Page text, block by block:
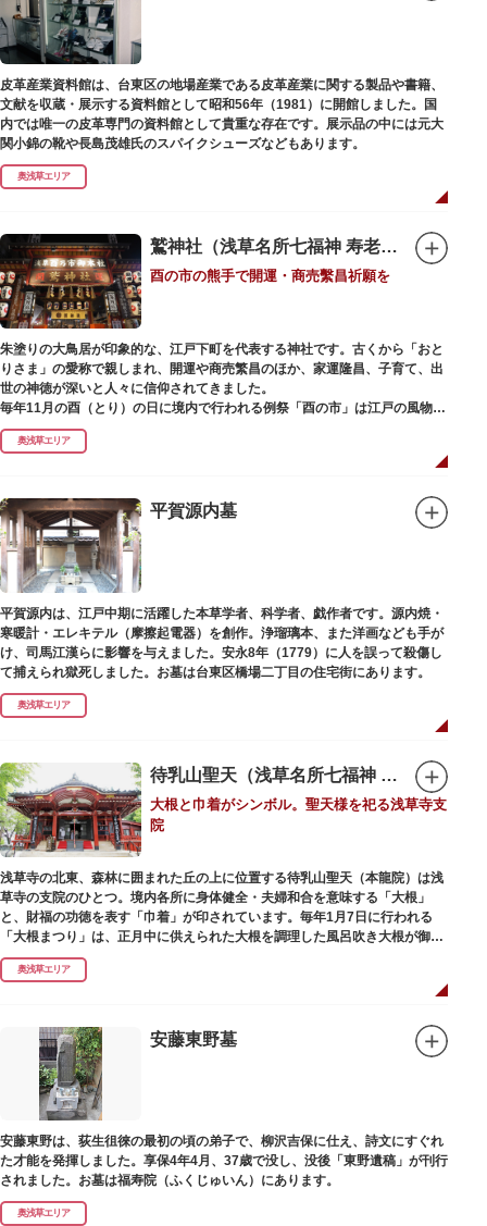
皮革産業資料館は、台東区の地場産業である皮革産業に関する製品や書籍、
文献を収蔵・展示する資料館として昭和56年（1981）に開館しました。国
内では唯一の皮革専門の資料館として貴重な存在です。展示品の中には元大
関小錦の靴や長島茂雄氏のスパイクシューズなどもあります。
奥浅草エリア
鷲神社（浅草名所七福神 寿老人）
酉の市の熊手で開運・商売繫昌祈願を
朱塗りの大鳥居が印象的な、江戸下町を代表する神社です。古くから「おと
りさま」の愛称で親しまれ、開運や商売繁昌のほか、家運隆昌、子育て、出
世の神徳が深いと人々に信仰されてきました。
毎年11月の酉（とり）の日に境内で行われる例祭「酉の市」は江戸の風物詩
として有名。福をかきこむと言われる熊手をはじめ八ツ頭芋、お多福の面な
ど、色とりどりの縁起物を買い求める人たちで賑わいます。樋口一葉の代表
なでる場所によって異なるご利益を授かるといわれる「なでおかめ」も人
気。ふっくらとした優しい顔立ちのおかめは「お多福」とも言われ、福が多
く幸せを招く女性の象徴という事から長年親しまれる縁起物です。
ご祭神としては天日鷲命（あめのひわしのみこと）と日本武尊（やまとたけ
るのみこと）の他、浅草名所七福神のひとつとしても知られ、寿老人が祀ら
れています。
奥浅草エリア
平賀源内墓
平賀源内は、江戸中期に活躍した本草学者、科学者、戯作者です。源内焼・
寒暖計・エレキテル（摩擦起電器）を創作。浄瑠璃本、また洋画なども手が
け、司馬江漢らに影響を与えました。安永8年（1779）に人を誤って殺傷し
て捕えられ獄死しました。お墓は台東区橋場二丁目の住宅街にあります。
奥浅草エリア
待乳山聖天（浅草名所七福神 毘沙門天）
大根と巾着がシンボル。聖天様を祀る浅草寺支
院
浅草寺の北東、森林に囲まれた丘の上に位置する待乳山聖天（本龍院）は浅
草寺の支院のひとつ。境内各所に身体健全・夫婦和合を意味する「大根」
と、財福の功徳を表す「巾着」が印されています。毎年1月7日に行われる
「大根まつり」は、正月中に供えられた大根を調理した風呂吹き大根が御神
酒とともに参拝者に振る舞われるイベント。聖天様のお下がりの大根をいた
だくことで、心身健康のご利益があるそうです。
養する最高の祈祷法。心願成就の力があると考えられており、依頼すると7
日間毎朝祈祷していただけます。また、浅草名所七福神のひとつとしても知
られ、毘沙門天が祀られています。
奥浅草エリア
安藤東野墓
安藤東野は、荻生徂徠の最初の頃の弟子で、柳沢吉保に仕え、詩文にすぐれ
た才能を発揮しました。享保4年4月、37歳で没し、没後「東野遺稿」が刊行
されました。お墓は福寿院（ふくじゅいん）にあります。
奥浅草エリア